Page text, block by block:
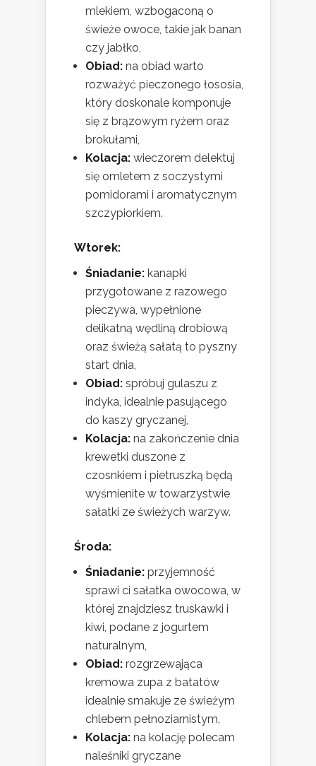
mlekiem, wzbogaconą o
świeże owoce, takie jak banan
czy jabłko,
Obiad: na obiad warto
rozważyć pieczonego łososia,
który doskonale komponuje
się z brązowym ryżem oraz
brokułami,
Kolacja: wieczorem delektuj
się omletem z soczystymi
pomidorami i aromatycznym
szczypiorkiem.
Wtorek:
Śniadanie: kanapki
przygotowane z razowego
pieczywa, wypełnione
delikatną wędliną drobiową
oraz świeżą sałatą to pyszny
start dnia,
Obiad: spróbuj gulaszu z
indyka, idealnie pasującego
do kaszy gryczanej,
Kolacja: na zakończenie dnia
krewetki duszone z
czosnkiem i pietruszką będą
wyśmienite w towarzystwie
sałatki ze świeżych warzyw.
Środa:
Śniadanie: przyjemność
sprawi ci sałatka owocowa, w
której znajdziesz truskawki i
kiwi, podane z jogurtem
naturalnym,
Obiad: rozgrzewająca
kremowa zupa z batatów
idealnie smakuje ze świeżym
chlebem pełnoziarnistym,
Kolacja: na kolację polecam
naleśniki gryczane